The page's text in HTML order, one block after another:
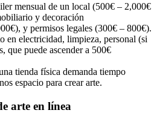
mensual de un local (500€ – 2,000€
y decoración
y permisos legales (300€ – 800€).
en electricidad, limpieza, personal (si
que puede ascender a 500€
tienda física demanda tiempo
espacio para crear arte.
arte en línea